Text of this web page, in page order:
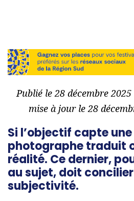
Publié le 28 décembre
mise à jour le 28
Si l’objectif capte
photographe traduit
réalité. Ce dernier,
au sujet, doit
subjectivité.